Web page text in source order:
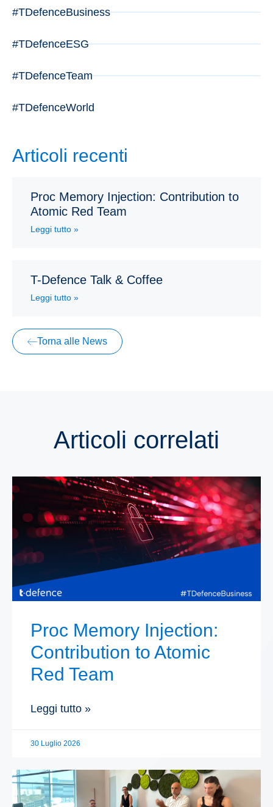
#TDefenceBusiness
#TDefenceESG
#TDefenceTeam
#TDefenceWorld
Articoli recenti
Proc Memory Injection: Contribution to
Atomic Red Team
Leggi tutto »
T-Defence Talk & Coffee
Leggi tutto »
Torna alle News
Articoli correlati
Proc Memory Injection:
Contribution to Atomic
Red Team
Leggi tutto »
30 Luglio 2026